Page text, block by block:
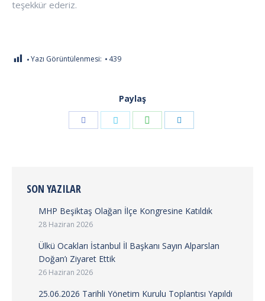
teşekkür ederiz.
Yazı Görüntülenmesi: 439
Paylaş
Share
SON YAZILAR
MHP Beşiktaş Olağan İlçe Kongresine Katıldık
28 Haziran 2026
Ülkü Ocakları İstanbul İl Başkanı Sayın Alparslan
Doğan’ı Ziyaret Ettik
26 Haziran 2026
25.06.2026 Tarihli Yönetim Kurulu Toplantısı Yapıldı